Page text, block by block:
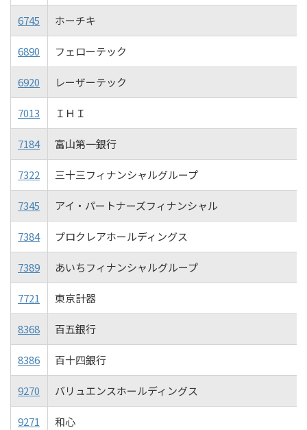
6745 ホーチキ
6890 フェローテック
6920 レーザーテック
7013 ＩＨＩ
7184 富山第一銀行
7322 三十三フィナンシャルグループ
7345 アイ・パートナーズフィナンシャル
7384 プロクレアホールディングス
7389 あいちフィナンシャルグループ
7721 東京計器
8368 百五銀行
8386 百十四銀行
9270 バリュエンスホールディングス
9271 和心